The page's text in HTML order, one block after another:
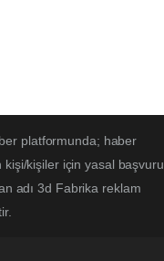
platformunda; haber
kişi/kişiler için yasal başvuru
adı 3d Fabrika reklam